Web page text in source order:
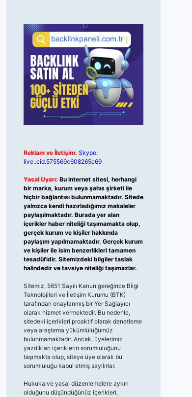
Reklam ve İletişim: Skype:
live:.cid.575569c608265c69
Yasal Uyarı: Bu internet sitesi, herhangi
bir marka, kurum veya şahıs şirketi ile
hiçbir bağlantısı bulunmamaktadır. Sitede
yalnızca kendi hazırladığımız makaleler
paylaşılmaktadır. Burada yer alan
içerikler haber niteliği taşımamakta olup,
gerçek kurum ve kişiler hakkında
paylaşım yapılmamaktadır. Gerçek kurum
ve kişiler ile isim benzerlikleri tamamen
tesadüfidir. Sitemizdeki bilgiler taslak
halindedir ve tavsiye niteliği taşımazlar.
Sitemiz, 5651 Sayılı Kanun gereğince Bilgi
Teknolojileri ve İletişim Kurumu (BTK)
tarafından onaylanmış bir Yer Sağlayıcı
olarak hizmet vermektedir. Bu nedenle,
sitedeki içerikleri proaktif olarak denetleme
veya araştırma yükümlülüğümüz
bulunmamaktadır. Ancak, üyelerimiz
yazdıkları içeriklerin sorumluluğunu
taşımakta olup, siteye üye olarak bu
sorumluluğu kabul etmiş sayılırlar.
Hukuka ve yasal düzenlemelere aykırı
olduğunu düşündüğünüz içerikleri,